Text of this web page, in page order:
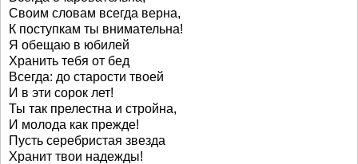
Своим словам всегда верна,
К поступкам ты внимательна!
Я обещаю в юбилей
Хранить тебя от бед
Всегда: до старости твоей
И в эти сорок лет!
Ты так прелестна и стройна,
И молода как прежде!
Пусть серебристая звезда
Хранит твои надежды!